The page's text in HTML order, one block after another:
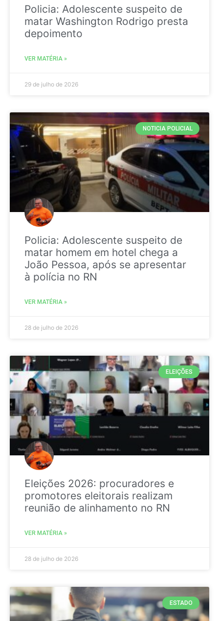
Policia: Adolescente suspeito de
matar Washington Rodrigo presta
depoimento
VER MATÉRIA »
29 de julho de 2026
NOTICIA POLICIAL
Policia: Adolescente suspeito de
matar homem em hotel chega a
João Pessoa, após se apresentar
à polícia no RN
VER MATÉRIA »
28 de julho de 2026
ELEIÇÕES
Eleições 2026: procuradores e
promotores eleitorais realizam
reunião de alinhamento no RN
VER MATÉRIA »
28 de julho de 2026
ESTADO